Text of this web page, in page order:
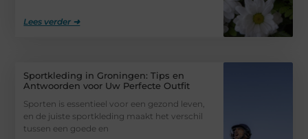
Lees verder ➜
Sportkleding in Groningen: Tips en
Antwoorden voor Uw Perfecte Outfit
Sporten is essentieel voor een gezond leven,
en de juiste sportkleding maakt het verschil
tussen een goede en